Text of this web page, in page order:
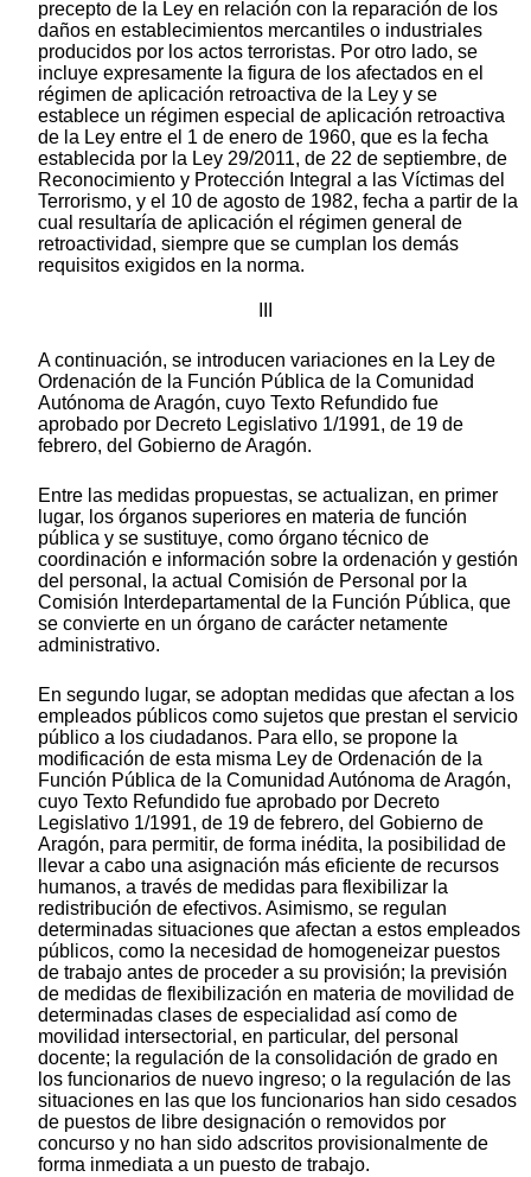
precepto de la Ley en relación con la reparación de los
daños en establecimientos mercantiles o industriales
producidos por los actos terroristas. Por otro lado, se
incluye expresamente la figura de los afectados en el
régimen de aplicación retroactiva de la Ley y se
establece un régimen especial de aplicación retroactiva
de la Ley entre el 1 de enero de 1960, que es la fecha
establecida por la Ley 29/2011, de 22 de septiembre, de
Reconocimiento y Protección Integral a las Víctimas del
Terrorismo, y el 10 de agosto de 1982, fecha a partir de la
cual resultaría de aplicación el régimen general de
retroactividad, siempre que se cumplan los demás
requisitos exigidos en la norma.
A continuación, se introducen variaciones en la Ley de
Ordenación de la Función Pública de la Comunidad
Autónoma de Aragón, cuyo Texto Refundido fue
aprobado por Decreto Legislativo 1/1991, de 19 de
febrero, del Gobierno de Aragón.
Entre las medidas propuestas, se actualizan, en primer
lugar, los órganos superiores en materia de función
pública y se sustituye, como órgano técnico de
coordinación e información sobre la ordenación y gestión
del personal, la actual Comisión de Personal por la
Comisión Interdepartamental de la Función Pública, que
se convierte en un órgano de carácter netamente
administrativo.
En segundo lugar, se adoptan medidas que afectan a los
empleados públicos como sujetos que prestan el servicio
público a los ciudadanos. Para ello, se propone la
modificación de esta misma Ley de Ordenación de la
Función Pública de la Comunidad Autónoma de Aragón,
cuyo Texto Refundido fue aprobado por Decreto
Legislativo 1/1991, de 19 de febrero, del Gobierno de
Aragón, para permitir, de forma inédita, la posibilidad de
llevar a cabo una asignación más eficiente de recursos
humanos, a través de medidas para flexibilizar la
redistribución de efectivos. Asimismo, se regulan
determinadas situaciones que afectan a estos empleados
públicos, como la necesidad de homogeneizar puestos
de trabajo antes de proceder a su provisión; la previsión
de medidas de flexibilización en materia de movilidad de
determinadas clases de especialidad así como de
movilidad intersectorial, en particular, del personal
docente; la regulación de la consolidación de grado en
los funcionarios de nuevo ingreso; o la regulación de las
situaciones en las que los funcionarios han sido cesados
de puestos de libre designación o removidos por
concurso y no han sido adscritos provisionalmente de
forma inmediata a un puesto de trabajo.